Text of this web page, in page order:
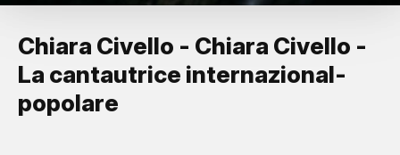
Chiara Civello - Chiara Civello -
La cantautrice internazional-
popolare